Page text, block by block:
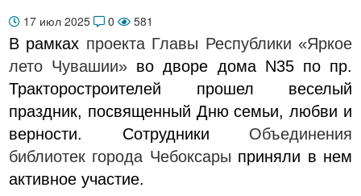
17 июл 2025 0 581
В рамках проекта Главы Республики «Яркое
лето Чувашии» во дворе дома N35 по пр.
Тракторостроителей прошел веселый
праздник, посвященный Дню семьи, любви и
верности. Сотрудники Объединения
библиотек города Чебоксары приняли в нем
активное участие.